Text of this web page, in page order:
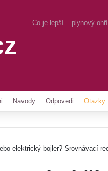
Co je lepší – plynový
Navody Odpovedi Otazky
elektrický bojler? Srovnávací